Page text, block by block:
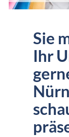
Sie
Ihr